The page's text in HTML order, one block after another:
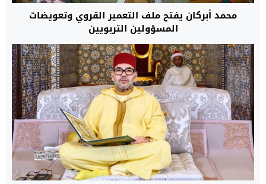
محمد أبركان يفتح ملف التعمير القروي وتعويضات
المسؤولين التربويين